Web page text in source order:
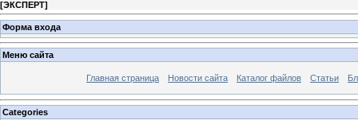
[ЭКСПЕРТ]
Форма входа
Меню сайта
Главная страница Новости сайта Каталог файлов Статьи
Categories